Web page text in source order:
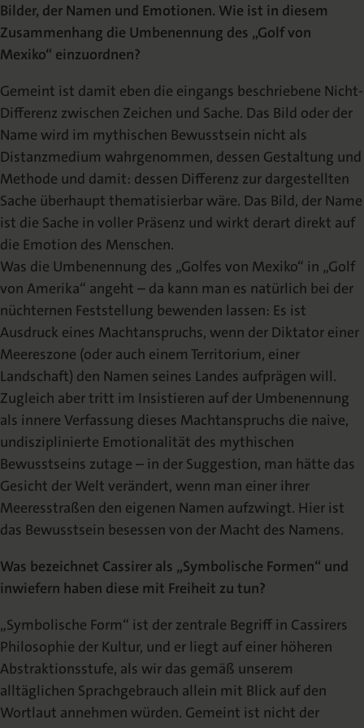
Bilder, der Namen und Emotionen. Wie ist in diesem
Zusammenhang die Umbenennung des „Golf von
Mexiko“ einzuordnen?
Gemeint ist damit eben die eingangs beschriebene Nicht-
Differenz zwischen Zeichen und Sache. Das Bild oder der
Name wird im mythischen Bewusstsein nicht als
Distanzmedium wahrgenommen, dessen Gestaltung und
Methode und damit: dessen Differenz zur dargestellten
Sache überhaupt thematisierbar wäre. Das Bild, der Name
ist die Sache in voller Präsenz und wirkt derart direkt auf
die Emotion des Menschen.
Was die Umbenennung des „Golfes von Mexiko“ in „Golf
von Amerika“ angeht – da kann man es natürlich bei der
nüchternen Feststellung bewenden lassen: Es ist
Ausdruck eines Machtanspruchs, wenn der Diktator einer
Meereszone (oder auch einem Territorium, einer
Landschaft) den Namen seines Landes aufprägen will.
Zugleich aber tritt im Insistieren auf der Umbenennung
als innere Verfassung dieses Machtanspruchs die naive,
undisziplinierte Emotionalität des mythischen
Bewusstseins zutage – in der Suggestion, man hätte das
Gesicht der Welt verändert, wenn man einer ihrer
Meeresstraßen den eigenen Namen aufzwingt. Hier ist
das Bewusstsein besessen von der Macht des Namens.
Was bezeichnet Cassirer als „Symbolische Formen“ und
inwiefern haben diese mit Freiheit zu tun?
„Symbolische Form“ ist der zentrale Begriff in Cassirers
Philosophie der Kultur, und er liegt auf einer höheren
Abstraktionsstufe, als wir das gemäß unserem
alltäglichen Sprachgebrauch allein mit Blick auf den
Wortlaut annehmen würden. Gemeint ist nicht der